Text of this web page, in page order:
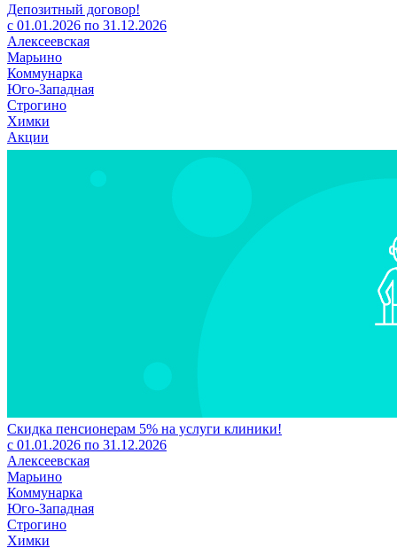
Депозитный договор!
с 01.01.2026 по 31.12.2026
Алексеевская
Марьино
Коммунарка
Юго-Западная
Строгино
Химки
Акции
Скидка пенсионерам 5% на услуги клиники!
с 01.01.2026 по 31.12.2026
Алексеевская
Марьино
Коммунарка
Юго-Западная
Строгино
Химки